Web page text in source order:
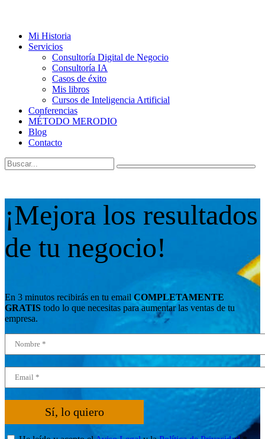
Mi Historia
Servicios
Consultoría Digital de Negocio
Consultoría IA
Casos de éxito
Mis libros
Cursos de Inteligencia Artificial
Conferencias
MÉTODO MERODIO
Blog
Contacto
¡Mejora los resultados
de tu negocio!
En 3 minutos recibirás en tu emailCOMPLETAMENTE
GRATIS todo lo que necesitas para aumentar las ventas de tu
empresa.
Sí, lo quiero